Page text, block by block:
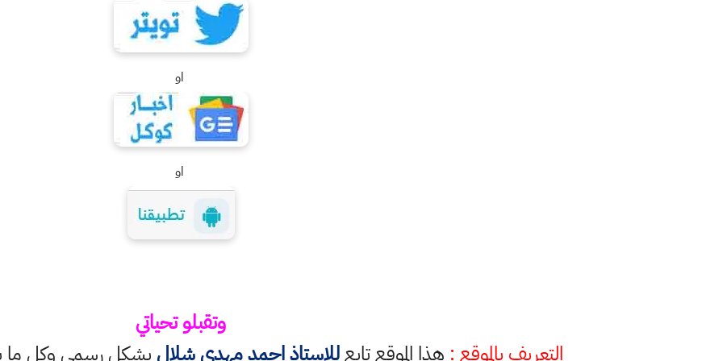
او
او
وتقبلو تحياتي
التعريف بالموقع : هذا الموقع تابعللاستاذ احمد مهدي شلال بشكل رسمي وكل ما